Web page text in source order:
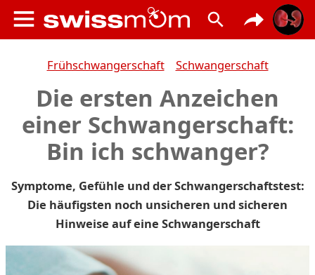
Frühschwangerschaft Schwangerschaft
Die ersten Anzeichen
einer Schwangerschaft:
Bin ich schwanger?
Symptome, Gefühle und der Schwangerschaftstest:
Die häufigsten noch unsicheren und sicheren
Hinweise auf eine Schwangerschaft